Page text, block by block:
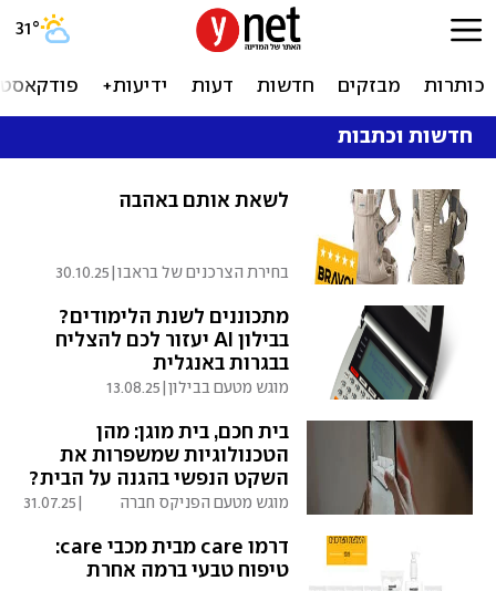
31°
כותרות מבזקים חדשות דעות ידיעות+
חדשות וכתבות
לשאת אותם באהבה
בחירת הצרכנים של בראבו|
30.10.25
מתכוננים לשנת הלימודים?
בבילון AI יעזור לכם להצליח
בבגרות באנגלית
מוגש מטעם בבילון|
13.08.25
בית חכם, בית מוגן: מהן
הטכנולוגיות שמשפרות את
השקט הנפשי בהגנה על הבית?
מוגש מטעם הפניקס חברה
31.07.25
דרמו care מבית מכבי care:
טיפוח טבעי ברמה אחרת